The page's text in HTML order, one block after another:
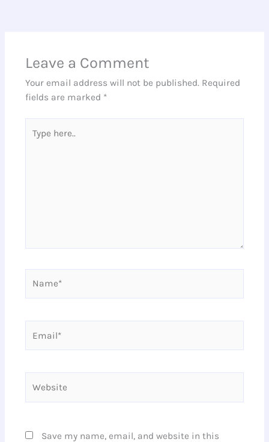
Leave a Comment
Your email address will not be published. Required
fields are marked *
here..
Save my name, email, and website in this